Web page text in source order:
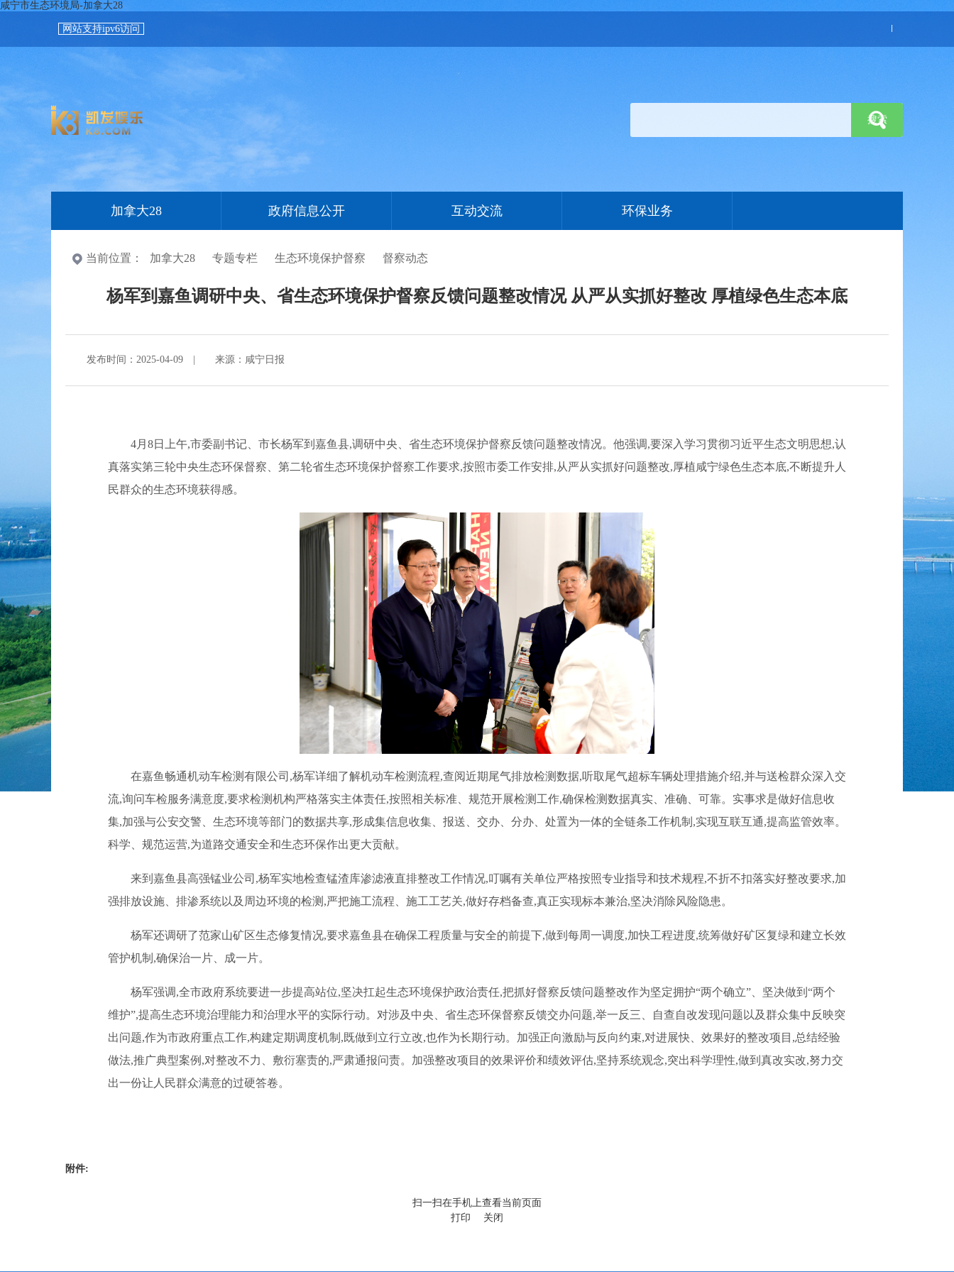
咸宁市生态环境局-加拿大28
网站支持ipv6访问
加拿大28 政府信息公开 互动交流 环保业务
当前位置： 加拿大28 专题专栏 生态环境保护督察 督察动态
杨军到嘉鱼调研中央、省生态环境保护督察反馈问题整改情况 从严从实抓好整改 厚植绿色生态本底
发布时间：2025-04-09 来源：咸宁日报
4月8日上午,市委副书记、市长杨军到嘉鱼县,调研中央、省生态环境保护督察反馈问题整改情况。他强调,要深入学习贯彻习近平生态文明思想,认
真落实第三轮中央生态环保督察、第二轮省生态环境保护督察工作要求,按照市委工作安排,从严从实抓好问题整改,厚植咸宁绿色生态本底,不断提升人
民群众的生态环境获得感。
在嘉鱼畅通机动车检测有限公司,杨军详细了解机动车检测流程,查阅近期尾气排放检测数据,听取尾气超标车辆处理措施介绍,并与送检群众深入交
流,询问车检服务满意度,要求检测机构严格落实主体责任,按照相关标准、规范开展检测工作,确保检测数据真实、准确、可靠。实事求是做好信息收
集,加强与公安交警、生态环境等部门的数据共享,形成集信息收集、报送、交办、分办、处置为一体的全链条工作机制,实现互联互通,提高监管效率。
科学、规范运营,为道路交通安全和生态环保作出更大贡献。
来到嘉鱼县高强锰业公司,杨军实地检查锰渣库渗滤液直排整改工作情况,叮嘱有关单位严格按照专业指导和技术规程,不折不扣落实好整改要求,加
强排放设施、排渗系统以及周边环境的检测,严把施工流程、施工工艺关,做好存档备查,真正实现标本兼治,坚决消除风险隐患。
杨军还调研了范家山矿区生态修复情况,要求嘉鱼县在确保工程质量与安全的前提下,做到每周一调度,加快工程进度,统筹做好矿区复绿和建立长效
管护机制,确保治一片、成一片。
杨军强调,全市政府系统要进一步提高站位,坚决扛起生态环境保护政治责任,把抓好督察反馈问题整改作为坚定拥护“两个确立”、坚决做到“两个
维护”,提高生态环境治理能力和治理水平的实际行动。对涉及中央、省生态环保督察反馈交办问题,举一反三、自查自改发现问题以及群众集中反映突
出问题,作为市政府重点工作,构建定期调度机制,既做到立行立改,也作为长期行动。加强正向激励与反向约束,对进展快、效果好的整改项目,总结经验
做法,推广典型案例,对整改不力、敷衍塞责的,严肃通报问责。加强整改项目的效果评价和绩效评估,坚持系统观念,突出科学理性,做到真改实改,努力交
出一份让人民群众满意的过硬答卷。
附件:
扫一扫在手机上查看当前页面
打印
关闭